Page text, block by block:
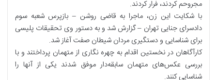
مجروحم کردند، فرار کردند.
با شکایت این زن، ماجرا به قاضی روشن – بازپرس شعبه سوم
دادسرای جنایی تهران – گزارش شد و به دستور وی تحقیقات پلیسی
برای شناسایی و دستگیری مردان شیطان صفت آغاز شد.
کارآگاهان در نخستین اقدام به چهره نگاری از متهمان پرداختند و با
بررسی عکس‌های متهمان سابقه‌دار موفق شدند یکی از آنها را
شناسایی کنند.